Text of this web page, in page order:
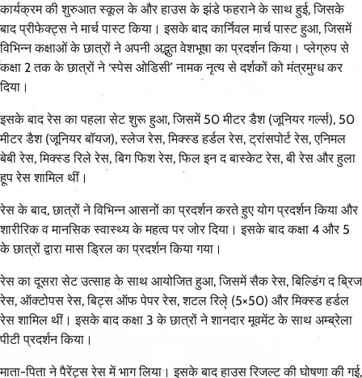
कार्यक्रम की शुरुआत स्कूल के और हाउस के झंडे फहराने के साथ हुई, जिसके
बाद प्रीफेक्ट्स ने मार्च पास्ट किया। इसके बाद कार्निवल मार्च पास्ट हुआ, जिसमें
विभिन्न कक्षाओं के छात्रों ने अपनी अद्भुत वेशभूषा का प्रदर्शन किया। प्लेग्रुप से
कक्षा 2 तक के छात्रों ने ‘स्पेस ओडिसी’ नामक नृत्य से दर्शकों को मंत्रमुग्ध कर
दिया।
इसके बाद रेस का पहला सेट शुरू हुआ, जिसमें 50 मीटर डैश (जूनियर गर्ल्स), 50
मीटर डैश (जूनियर बॉयज), स्लेज रेस, मिक्स्ड हर्डल रेस, ट्रांसपोर्ट रेस, एनिमल
बेबी रेस, मिक्स्ड रिले रेस, बिग फिश रेस, फिल इन द बास्केट रेस, बी रेस और हुला
हूप रेस शामिल थीं।
रेस के बाद, छात्रों ने विभिन्न आसनों का प्रदर्शन करते हुए योग प्रदर्शन किया और
शारीरिक व मानसिक स्वास्थ्य के महत्व पर जोर दिया। इसके बाद कक्षा 4 और 5
के छात्रों द्वारा मास ड्रिल का प्रदर्शन किया गया।
रेस का दूसरा सेट उत्साह के साथ आयोजित हुआ, जिसमें सैक रेस, बिल्डिंग द ब्रिज
रेस, ऑक्टोपस रेस, बिट्स ऑफ पेपर रेस, शटल रिले (5×50) और मिक्स्ड हर्डल
रेस शामिल थीं। इसके बाद कक्षा 3 के छात्रों ने शानदार मूवमेंट के साथ अम्ब्रेला
पीटी प्रदर्शन किया।
माता-पिता ने पैरेंट्स रेस में भाग लिया। इसके बाद हाउस रिजल्ट की घोषणा की गई,